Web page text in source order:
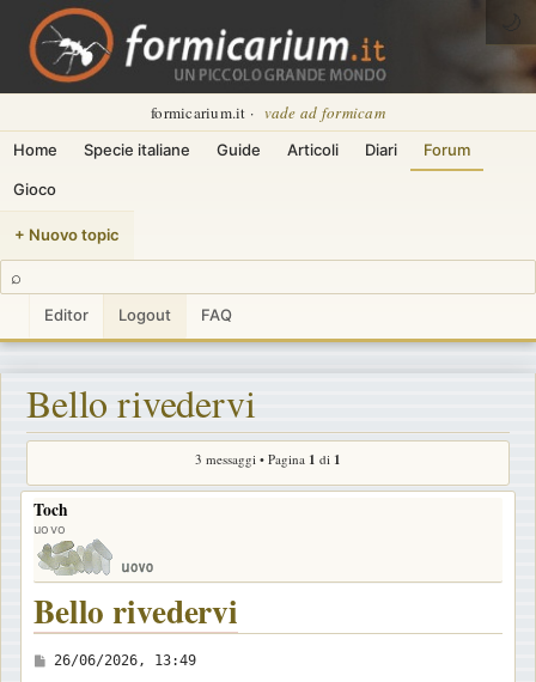
formicarium.it · vade ad formicam
Home Specie italiane Guide Articoli Diari Forum
Gioco
+ Nuovo topic
⌕
Editor Logout FAQ
🌙
Bello rivedervi
3 messaggi • Pagina 1 di 1
Toch
uovo
Bello rivedervi
M
26/06/2026, 13:49